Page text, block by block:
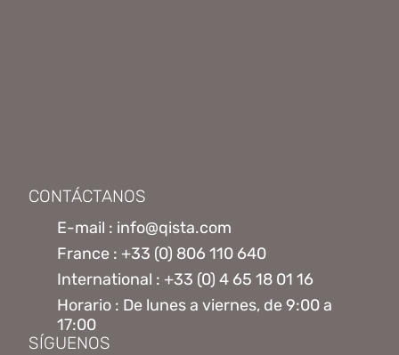
CONTÁCTANOS
E-mail : info@qista.com
France : +33 (0) 806 110 640
International : +33 (0) 4 65 18 01 16
Horario : De lunes a viernes, de 9:00 a
17:00
SÍGUENOS